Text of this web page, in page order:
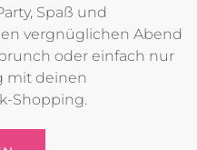
Spaß und
vergnüglichen Abend
oder einfach nur
mit deinen
Shopping.